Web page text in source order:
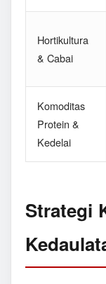
Hortikultura
& Cabai
Komoditas
Protein &
Kedelai
Strategi